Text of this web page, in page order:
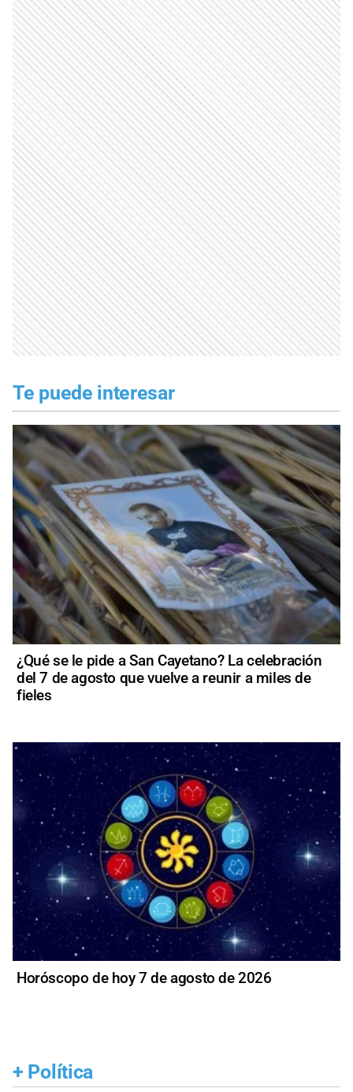
Te puede interesar
¿Qué se le pide a San Cayetano? La celebración
del 7 de agosto que vuelve a reunir a miles de
fieles
Horóscopo de hoy 7 de agosto de 2026
+ Política